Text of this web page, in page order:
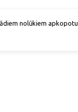
nolūkiem apkopotu